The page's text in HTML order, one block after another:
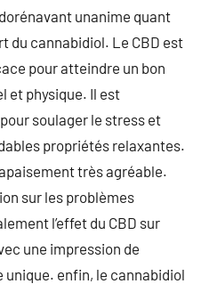
unanime quant
du cannabidiol. Le CBD est
pour atteindre un bon
et physique. Il est
soulager le stress et
propriétés relaxantes.
très agréable.
sur les problèmes
l’effet du CBD sur
une impression de
enfin, le cannabidiol